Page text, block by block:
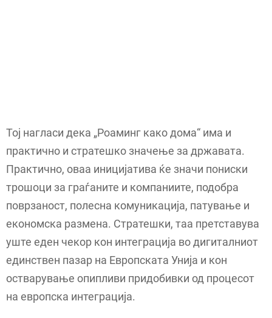
Тој нагласи дека „Роаминг како дома“ има и
практично и стратешко значење за државата.
Практично, оваа иницијатива ќе значи пониски
трошоци за граѓаните и компаниите, подобра
поврзаност, полесна комуникација, патување и
економска размена. Стратешки, таа претставува
уште еден чекор кон интеграција во дигиталниот
единствен пазар на Европската Унија и кон
остварување опипливи придобивки од процесот
на европска интеграција.